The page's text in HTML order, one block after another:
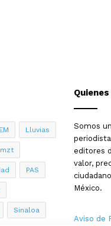
Lluvias
mzt
PAS
Sinaloa
Somos
editores
valor,
México.
Aviso de